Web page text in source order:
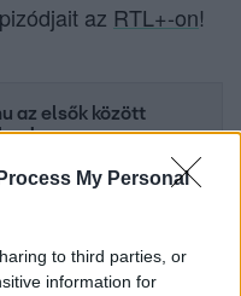
My Personal
to third parties, or
information for
az RTL+-on!
az elsők között